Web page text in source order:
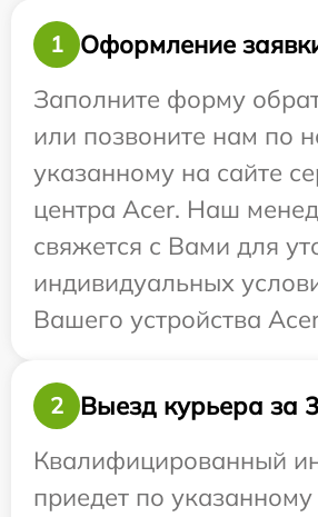
1
Оформление
Заполните форму
или позвоните нам по
указанному на сайте
центра Acer. Наш
свяжется с Вами для
индивидуальных
Вашего устройства
2
Выезд курьера за
Квалифицированный
приедет по